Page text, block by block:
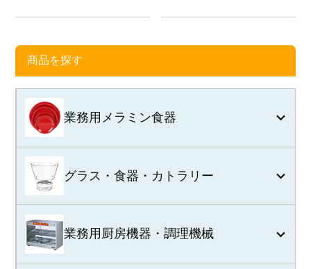
商品を探す
業務用メラミン食器
グラス・食器・カトラリー
業務用厨房機器・調理機械